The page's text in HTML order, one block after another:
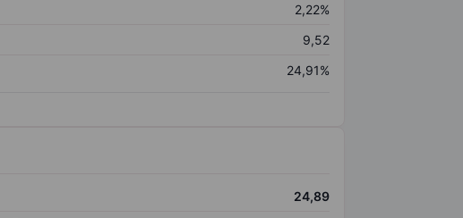
2,22%
9,52
24,91%
24,89